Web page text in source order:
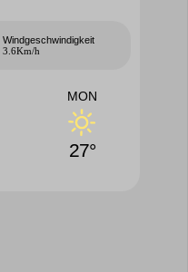
Windgeschwindigkeit
3.6Km/h
MON
27°